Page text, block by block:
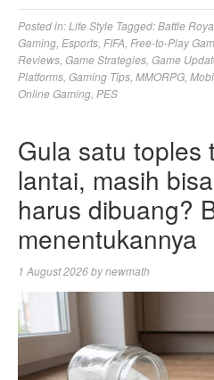
Posted in:Life Style Tagged:Battle
Gaming Esports FIFA Free-to-Play
Reviews Game Strategies Game
Platforms Gaming Tips MMORPG
Online Gaming PES
Gula satu toples
lantai, masih
harus dibuang?
menentukannya
1 August 2026bynewmath